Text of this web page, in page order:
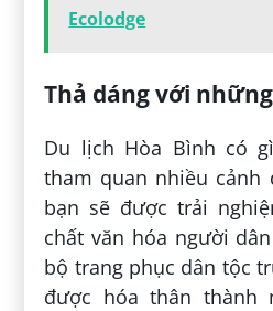
Ecolodge
Thả dáng với
Du lịch Hòa Bình có
tham quan nhiều cảnh
bạn sẽ được trải
chất văn hóa người
bộ trang phục dân tộc
được hóa thân thành